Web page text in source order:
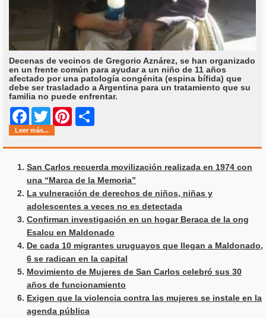
Decenas de vecinos de Gregorio Aznárez, se han organizado
en un frente común para ayudar a un niño de 11 años
afectado por una patología congénita (espina bífida) que
debe ser trasladado a Argentina para un tratamiento que su
familia no puede enfrentar.
Facebook
Twitter Pinterest
Leer más...
San Carlos recuerda movilización realizada en 1974 con
una “Marca de la Memoria”
La vulneración de derechos de niños, niñas y
adolescentes a veces no es detectada
Confirman investigación en un hogar Beraca de la ong
Esalcu en Maldonado
De cada 10 migrantes uruguayos que llegan a Maldonado,
6 se radican en la capital
Movimiento de Mujeres de San Carlos celebró sus 30
años de funcionamiento
Exigen que la violencia contra las mujeres se instale en la
agenda pública